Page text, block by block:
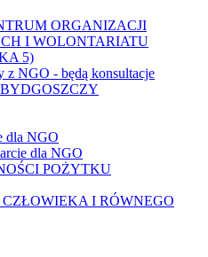
ORGANIZACJI
I WOLONTARIATU
5)
z NGO - będą konsultacje
dla NGO
dla NGO
POŻYTKU
I RÓWNEGO